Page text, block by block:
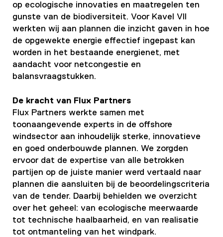
op ecologische innovaties en maatregelen ten
gunste van de biodiversiteit. Voor Kavel VII
werkten wij aan plannen die inzicht gaven in hoe
de opgewekte energie effectief ingepast kan
worden in het bestaande energienet, met
aandacht voor netcongestie en
balansvraagstukken.
De kracht van Flux Partners
Flux Partners werkte samen met
toonaangevende experts in de offshore
windsector aan inhoudelijk sterke, innovatieve
en goed onderbouwde plannen. We zorgden
ervoor dat de expertise van alle betrokken
partijen op de juiste manier werd vertaald naar
plannen die aansluiten bij de beoordelingscriteria
van de tender. Daarbij behielden we overzicht
over het geheel: van ecologische meerwaarde
tot technische haalbaarheid, en van realisatie
tot ontmanteling van het windpark.